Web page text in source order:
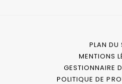
PLAN DU
MENTIONS
GESTIONNAIRE
POLITIQUE DE